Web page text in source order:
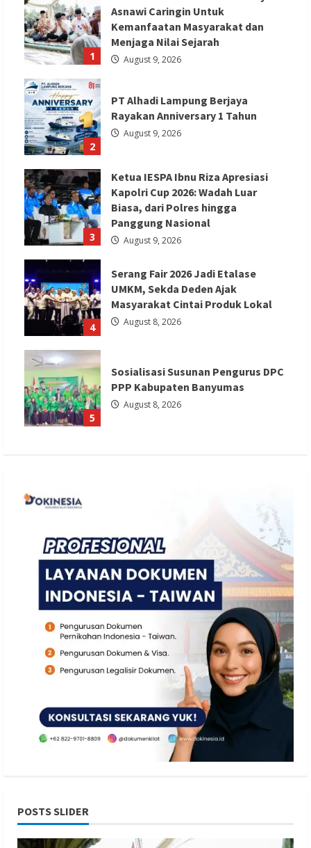
Kereta
Cepat
1
Asnawi Caringin Untuk
Kemanfaatan Masyarakat dan
Menjaga Nilai Sejarah
August 9, 2026
2
PT Alhadi Lampung Berjaya
Rayakan Anniversary 1 Tahun
August 9, 2026
3
Ketua IESPA Ibnu Riza Apresiasi
Kapolri Cup 2026: Wadah Luar
Biasa, dari Polres hingga
Panggung Nasional
August 9, 2026
4
Serang Fair 2026 Jadi Etalase
UMKM, Sekda Deden Ajak
Masyarakat Cintai Produk Lokal
August 8, 2026
5
Sosialisasi Susunan Pengurus DPC
PPP Kabupaten Banyumas
August 8, 2026
POSTS SLIDER